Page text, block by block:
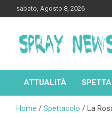
to
sabato, Agosto 8, 2026
ATTUALITÀ
Home Spettacolo La